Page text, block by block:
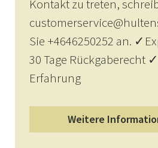
Kontakt zu treten,
Sie +4646250252 an.
30 Tage Rückgaberecht
Erfahrung
Weitere